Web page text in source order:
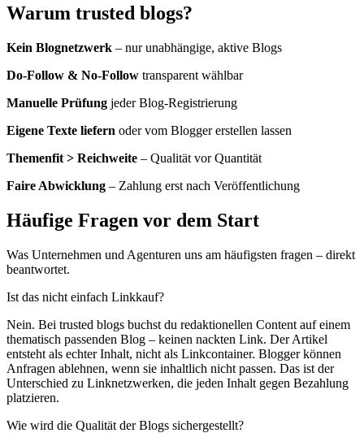
Warum trusted blogs?
Kein Blognetzwerk – nur unabhängige, aktive Blogs
Do-Follow & No-Follow transparent wählbar
Manuelle Prüfung jeder Blog-Registrierung
Eigene Texte liefern oder vom Blogger erstellen lassen
Themenfit > Reichweite – Qualität vor Quantität
Faire Abwicklung – Zahlung erst nach Veröffentlichung
Häufige Fragen vor dem Start
Was Unternehmen und Agenturen uns am häufigsten fragen – direkt
beantwortet.
Ist das nicht einfach Linkkauf?
Nein. Bei trusted blogs buchst du redaktionellen Content auf einem
thematisch passenden Blog – keinen nackten Link. Der Artikel
entsteht als echter Inhalt, nicht als Linkcontainer. Blogger können
Anfragen ablehnen, wenn sie inhaltlich nicht passen. Das ist der
Unterschied zu Linknetzwerken, die jeden Inhalt gegen Bezahlung
platzieren.
Wie wird die Qualität der Blogs sichergestellt?